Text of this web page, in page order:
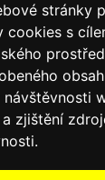
stránky
cookies s
návštěvnosti
zjištění